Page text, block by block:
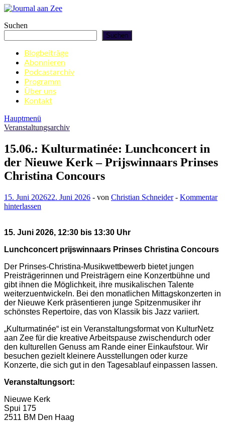
Zum
springen
Journal aan Zee
Suchen
Suchen
Blogbeiträge
Abonnieren
Podcastarchiv
Programm
Über uns
Kontakt
Hauptmenü
Veranstaltungsarchiv
15.06.: Kulturmatinée: Lunchconcert in
der Nieuwe Kerk – Prijswinnaars Prinses
Christina Concours
15. Juni 202622. Juni 2026 - von Christian Schneider- Kommentar
hinterlassen
15. Juni 2026, 12:30 bis 13:30 Uhr
Lunchconcert prijswinnaars Prinses Christina Concours
Der Prinses-Christina-Musikwettbewerb bietet jungen
Preisträgerinnen und Preisträgern eine Konzertbühne und
gibt ihnen die Möglichkeit, ihre musikalischen Talente
weiterzuentwickeln. Bei den monatlichen Mittagskonzerten in
der Nieuwe Kerk präsentieren junge Spitzenmusiker ihr
schönstes Repertoire, das von Klassik bis Jazz variiert.
„Kulturmatinée“ ist ein Veranstaltungsformat von KulturNetz
aan Zee für die kreative Arbeitspause zwischendurch oder
den kulturellen Genuss am Rande einer Einkaufstour. Wir
besuchen gezielt kleinere Ausstellungen oder kurze
Konzerte, die sich gut in den Tagesablauf einpassen lassen.
Veranstaltungsort:
Nieuwe Kerk
Spui 175
2511 BM Den Haag